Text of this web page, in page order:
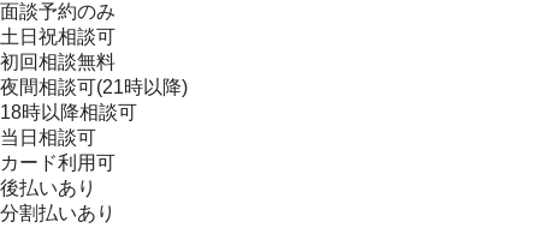
面談予約のみ
土日祝相談可
初回相談無料
夜間相談可(21時以降)
18時以降相談可
当日相談可
カード利用可
後払いあり
分割払いあり